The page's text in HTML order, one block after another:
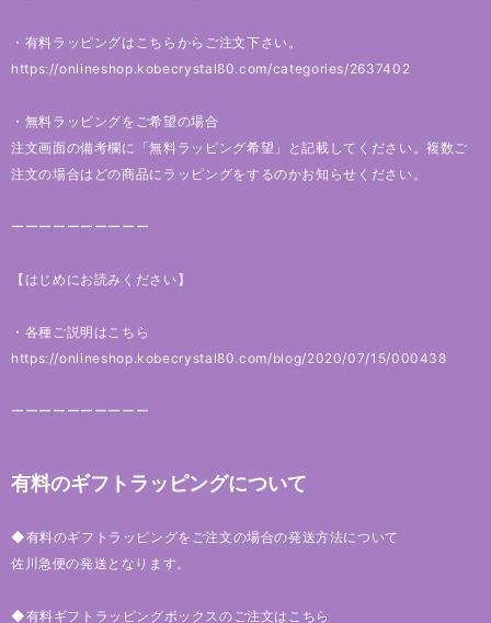
・有料ラッピングはこちらからご注文下さい。
https://onlineshop.kobecrystal80.com/categories/2637402
・無料ラッピングをご希望の場合
注文画面の備考欄に「無料ラッピング希望」と記載してください。複数ご
注文の場合はどの商品にラッピングをするのかお知らせください。
ーーーーーーーーーー
【はじめにお読みください】
・各種ご説明はこちら
https://onlineshop.kobecrystal80.com/blog/2020/07/15/000438
ーーーーーーーーーー
有料のギフトラッピングについて
◆有料のギフトラッピングをご注文の場合の発送方法について
佐川急便の発送となります。
◆有料ギフトラッピングボックスのご注文はこちら